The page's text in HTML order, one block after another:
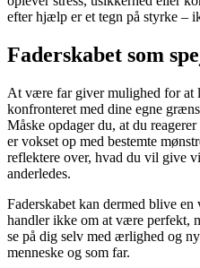
efter hjælp er et tegn på styrke –
Faderskabet som
At være far giver mulighed for at
konfronteret med dine egne
Måske opdager du, at du
er vokset op med bestemte
reflektere over, hvad du vil give
anderledes.
Faderskabet kan dermed blive
handler ikke om at være perfekt,
se på dig selv med ærlighed og
menneske og som far.